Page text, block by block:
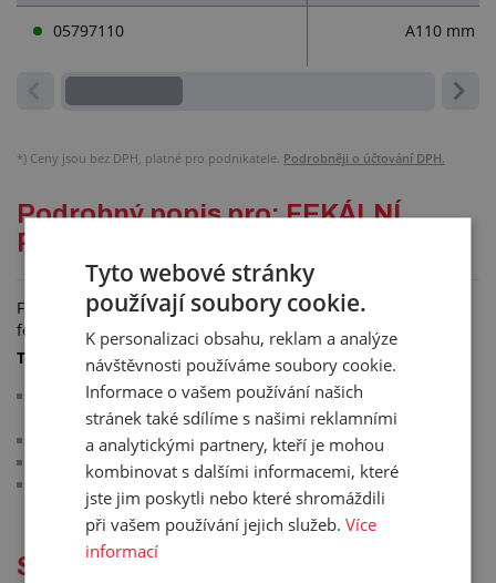
05797110 A110 mm
*) Ceny jsou bez DPH, platné pro podnikatele. Podrobněji o účtování DPH.
Podrobný popis pro: FEKÁLNÍ
ROZSTŘIKOVAČ S PÁKOU
Fekální rozstřikovač s pákou je určen na rozstřikování vody a
fekálií.
Technické parametry:
vzájemně kompatibilní rychlouzávěry u fekálních pákových
koncovek různých rozměrů
bez těsnění
materiál: ocel se základním nátěrem
barva: šedá
Služby
Tyto webové stránky
používají soubory cookie.
K personalizaci obsahu, reklam a analýze
návštěvnosti používáme soubory cookie.
Informace o vašem používání našich
stránek také sdílíme s našimi reklamními
a analytickými partnery, kteří je mohou
kombinovat s dalšími informacemi, které
jste jim poskytli nebo které shromáždili
při vašem používání jejich služeb.Více
informací